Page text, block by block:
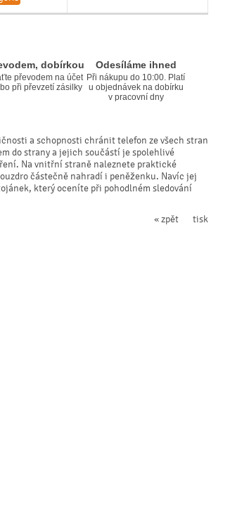
dobírkou
převodem na účet
při převzetí zásilky
Odesíláme ihned
Při nákupu do 10:00. Platí
u objednávek na dobírku
v pracovní dny
a schopnosti chránit telefon ze všech stran
do strany a jejich součástí je spolehlivé
Na vnitřní straně naleznete praktické
částečně nahradí i peněženku. Navíc jej
který oceníte při pohodlném sledování
tisk
« zpět